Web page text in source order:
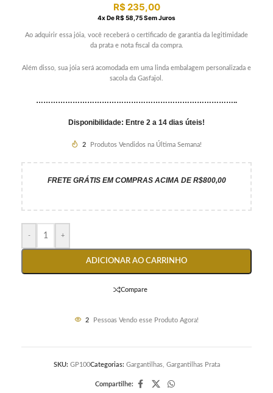
R$235,00
4X DeR$ 58,75Sem Juros
Ao adquirir essa jóia, você receberá o certificado de garantia da legitimidade
da prata e nota fiscal da compra.
Além disso, sua jóia será acomodada em uma linda embalagem personalizada e
sacola da Gasfajol.
………………………………………………………………………..
Disponibilidade: Entre 2 a 14 dias úteis!
2 Produtos Vendidos na Última Semana!
FRETE GRÁTIS EM COMPRAS ACIMA DE R$800,00
- +
ADICIONAR AO CARRINHO
Compare
2 Pessoas Vendo esse Produto Agora!
SKU: GP100Categorias: Gargantilhas, Gargantilhas Prata
Compartilhe: